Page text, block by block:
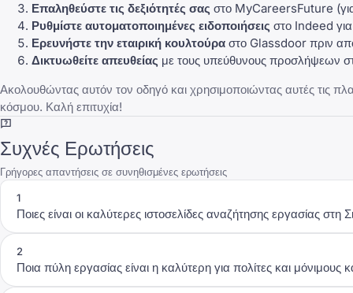
Επαληθεύστε τις δεξιότητές σας στο MyCareersFuture (για
Ρυθμίστε αυτοματοποιημένες ειδοποιήσεις στο Indeed για
Ερευνήστε την εταιρική κουλτούρα στο Glassdoor πριν
Δικτυωθείτε απευθείας με τους υπεύθυνους προσλήψεων
Ακολουθώντας αυτόν τον οδηγό και χρησιμοποιώντας αυτές τις
κόσμου. Καλή επιτυχία!
Συχνές Ερωτήσεις
Γρήγορες απαντήσεις σε συνηθισμένες ερωτήσεις
1
Ποιες είναι οι καλύτερες ιστοσελίδες αναζήτησης εργασίας
2
Ποια πύλη εργασίας είναι η καλύτερη για πολίτες και μόνιμους